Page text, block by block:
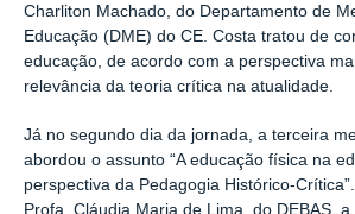
Charliton Machado, do Departamento de
Educação (DME) do CE. Costa tratou de
educação, de acordo com a perspectiva
relevância da teoria crítica na atualidade.
Já no segundo dia da jornada, a terceira
abordou o assunto “A educação física na
perspectiva da Pedagogia Histórico-
Profa. Cláudia Maria de Lima, do DEBAS,